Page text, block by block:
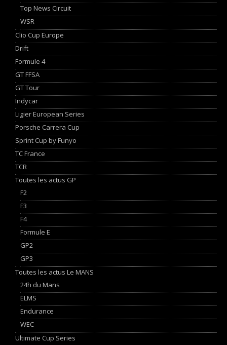
Top News Circuit
WSR
Clio Cup Europe
Drift
Formule 4
GT FFSA
GT Tour
Indycar
Ligier European Series
Porsche Carrera Cup
Sprint Cup by Funyo
TC France
TCR
Toutes les actus GP
F2
F3
F4
Formule E
GP2
GP3
Toutes les actus Le MANS
24h du Mans
ELMS
Endurance
WEC
Ultimate Cup Series